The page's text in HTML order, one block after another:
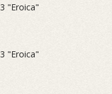
"Eroica"
"Eroica"